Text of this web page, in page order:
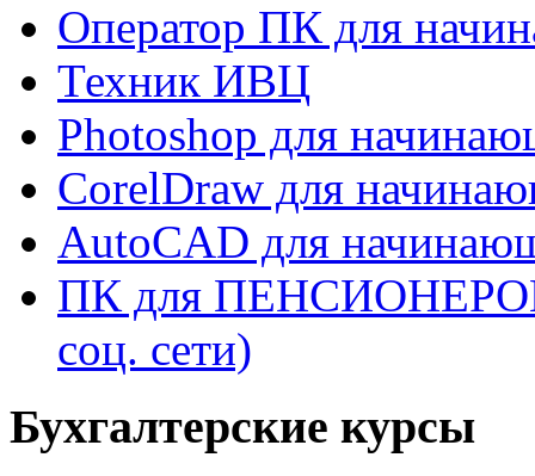
Оператор ПК для
Техник ИВЦ
Photoshop для
CorelDraw для
AutoCAD для
ПК для ПЕНСИОНЕРОВ
соц. сети)
Бухгалтерские курсы